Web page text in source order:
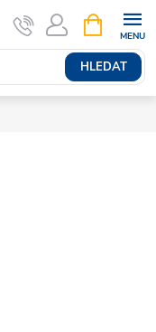
HLEDAT
NÁKUPNÍ
KOŠÍK